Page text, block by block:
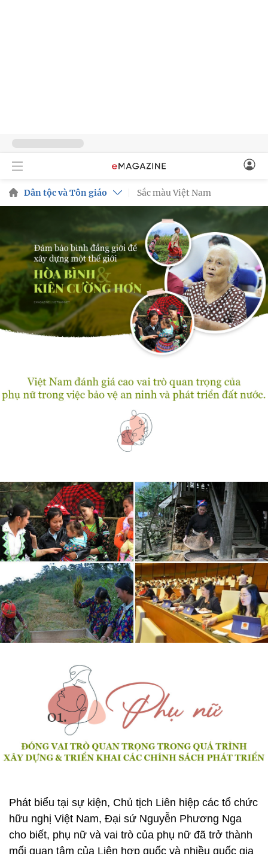
Dân tộc và Tôn giáo Sắc màu Việt Nam
Phát biểu tại sự kiện, Chủ tịch Liên hiệp các tổ chức
hữu nghị Việt Nam, Đại sứ Nguyễn Phương Nga
cho biết, phụ nữ và vai trò của phụ nữ đã trở thành
mối quan tâm của Liên hợp quốc và nhiều quốc gia